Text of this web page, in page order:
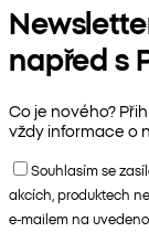
napřed s
Co je nového?
vždy informace o
Souhlasím se
akcích, produktech
e-mailem na